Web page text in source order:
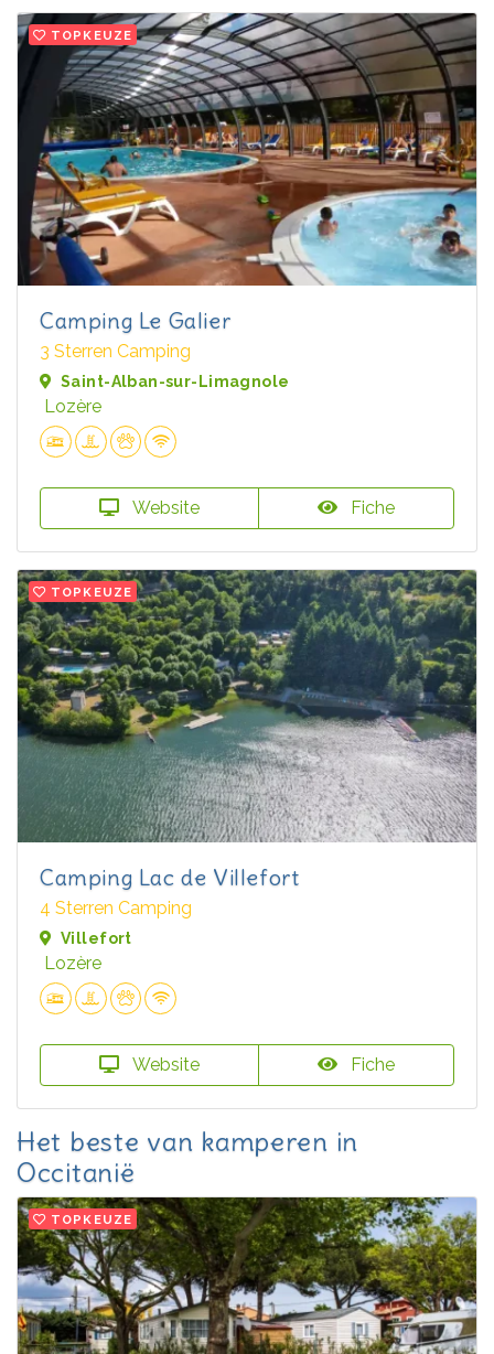
TOPKEUZE
Camping Le Galier
3 Sterren Camping
Saint-Alban-sur-Limagnole
Lozère
Website Fiche
TOPKEUZE
Camping Lac de Villefort
4 Sterren Camping
Villefort
Lozère
Website Fiche
Het beste van kamperen in
Occitanië
TOPKEUZE